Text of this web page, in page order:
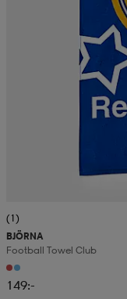
(1)
BJÖRNA
Football Towel Club
149:-